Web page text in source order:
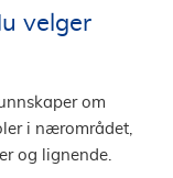
velger
om
i nærområdet,
og lignende.